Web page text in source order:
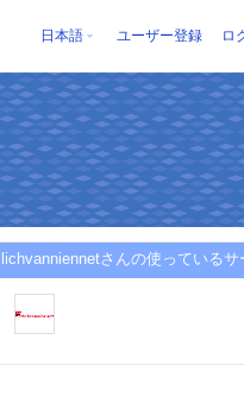
日本語 ユーザー登録 ロ
lichvanniennetさんの使っているサ